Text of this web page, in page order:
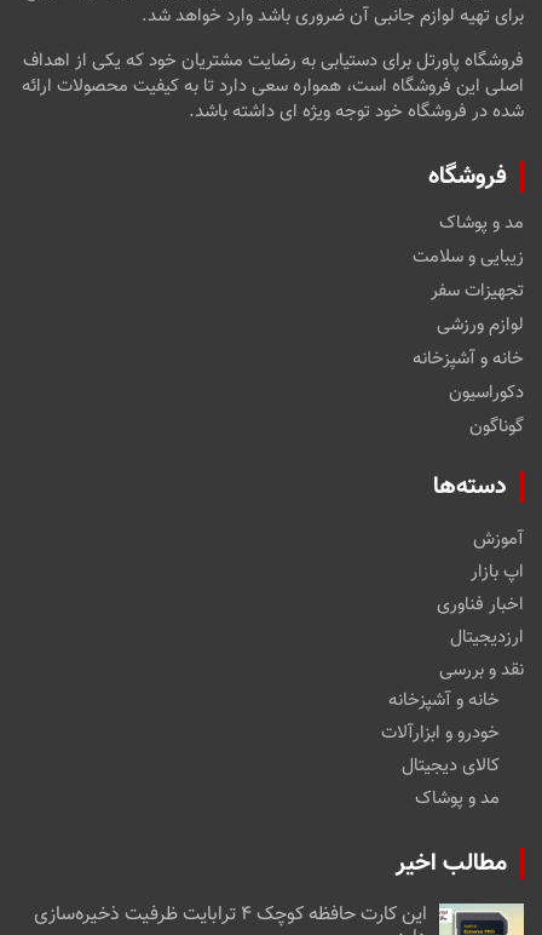
برای تهیه لوازم جانبی آن ضروری باشد وارد خواهد شد.
فروشگاه پاورتل برای دستیابی به رضایت مشتریان خود که یکی از اهداف
اصلی این فروشگاه است، همواره سعی دارد تا به کیفیت محصولات ارائه
شده در فروشگاه خود توجه ویژه ای داشته باشد.
فروشگاه
مد و پوشاک
زیبایی و سلامت
تجهیزات سفر
لوازم ورزشی
خانه و آشپزخانه
دکوراسیون
گوناگون
دسته‌ها
آموزش
اپ بازار
اخبار فناوری
ارزدیجیتال
نقد و بررسی
خانه و آشپزخانه
خودرو و ابزارآلات
کالای دیجیتال
مد و پوشاک
مطالب اخیر
این کارت حافظه کوچک ۴ ترابایت ظرفیت ذخیره‌سازی